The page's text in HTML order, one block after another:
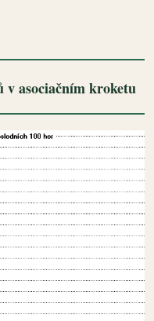
asociačním kroketu